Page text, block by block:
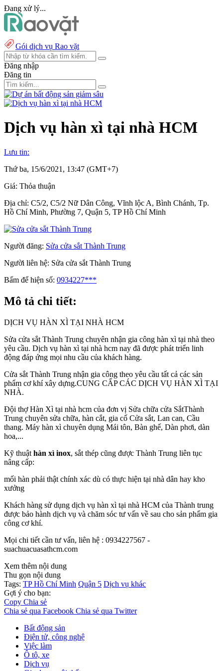
Đang xử lý...
Gói dịch vụ Rao vặt
Đăng nhập
Đăng tin
Dịch vụ hàn xì tại nhà HCM
Lưu tin:
Thứ ba, 15/6/2021, 13:47 (GMT+7)
Giá: Thỏa thuận
Địa chỉ: C5/2, C5/2 Nữ Dân Công, Vĩnh lộc A, Bình Chánh, Tp.
Hồ Chí Minh, Phường 7, Quận 5, TP Hồ Chí Minh
Người đăng: Sửa cửa sắt Thành Trung
Người liên hệ: Sửa cửa sắt Thành Trung
Bấm để hiện số: 0934227***
Mô tả chi tiết:
DỊCH VỤ HÀN XÌ TẠI NHÀ HCM
Sửa cửa sắt Thành Trung chuyên nhận gia công hàn xì tại nhà theo
yêu cầu. Dịch vụ hàn xì tại nhà hcm nay đã được phát triển linh
động đáp ứng mọi nhu cầu của khách hàng.
Cửa sắt Thành Trung nhận gia công theo yêu cầu tất cả các sản
phẩm cơ khí xây dựng.CUNG CẤP CÁC DỊCH VỤ HÀN XÌ TẠI
NHÀ.
Đội thợ Hàn Xì tại nhà hcm của đơn vị Sửa chữa cửa SắtThành
Trung chuyên sửa chữa, hàn cắt, gia cố Cửa sắt, Lan can, Cầu
thang. Máy hàn xì chuyên dụng Mái tôn, Bàn ghế, Dàn phơi, dàn
hoa,...
Kỹ thuật hàn xì inox, sắt thép cũng được Thành Trung liên tục
nâng cấp:
mối hàn phải thật chính xác dù có thực hiện tại nhà dân hay kho
xưởng
Khách hàng sử dụng dịch vụ hàn xì tại nhà HCM của Thành trung
được bảo hành dịch vụ và chăm sóc tư vấn về sau cho sản phẩm gia
công cơ khí.
Mọi chi tiết cần tư vấn, liên hệ : 0934227567 -
suachuacuasathcm.com
Xem thêm nội dung
Thu gọn nội dung
Tags: TP Hồ Chí Minh Quận 5 Dịch vụ khác
Gợi ý cho bạn:
Copy Chia sẻ
Chia sẻ qua Facebook Chia sẻ qua Twitter
Bất động sản
Điện tử, công nghệ
Việc làm
Ô tô, xe
Dịch vụ